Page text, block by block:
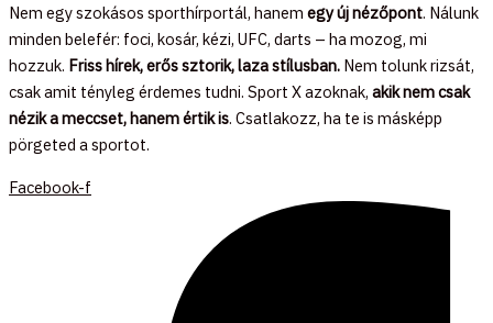
Nem egy szokásos sporthírportál, hanem egy új nézőpont. Nálunk
minden belefér: foci, kosár, kézi, UFC, darts – ha mozog, mi
hozzuk. Friss hírek, erős sztorik, laza stílusban. Nem tolunk rizsát,
csak amit tényleg érdemes tudni. Sport X azoknak, akik nem csak
nézik a meccset, hanem értik is. Csatlakozz, ha te is másképp
pörgeted a sportot.
Facebook-f